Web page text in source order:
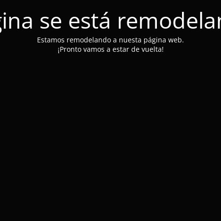
se está
Estamos remodelando a nuesta página web.
¡Pronto vamos a estar de vuelta!